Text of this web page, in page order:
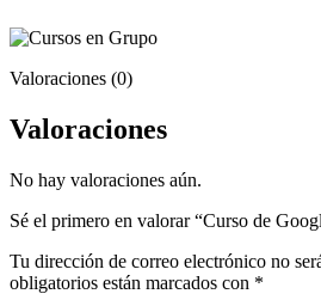
Valoraciones (0)
Valoraciones
No hay valoraciones aún.
Sé el primero en valorar “Curso de
Tu dirección de correo electrónico no
obligatorios están marcados con *